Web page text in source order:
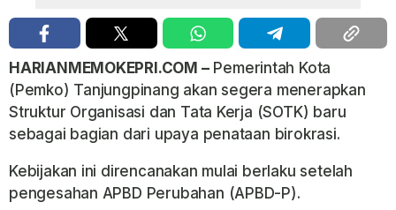
HARIANMEMOKEPRI.COM –Pemerintah Kota
(Pemko) Tanjungpinang akan segera menerapkan
Struktur Organisasi dan Tata Kerja (SOTK) baru
sebagai bagian dari upaya penataan birokrasi.
Kebijakan ini direncanakan mulai berlaku setelah
pengesahan APBD Perubahan (APBD-P).